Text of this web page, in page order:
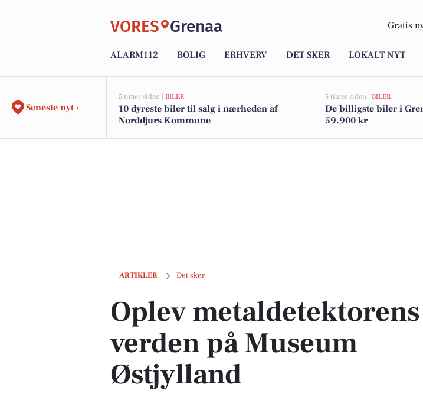
VORES Grenaa Gratis
ALARM112 BOLIG ERHVERV DET SKER LOKALT NYT
Seneste nyt ›
5 timer siden | BILER
10 dyreste biler til salg i nærheden af
Norddjurs Kommune
5 timer siden | BILER
De billigste biler i
59.900 kr
ARTIKLER Det sker
Oplev metaldetektorens verden på Museum Østjylland
Oplev metaldetektorens
verden på Museum
Østjylland